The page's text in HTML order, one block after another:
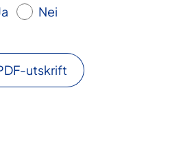
Nei
utskrift